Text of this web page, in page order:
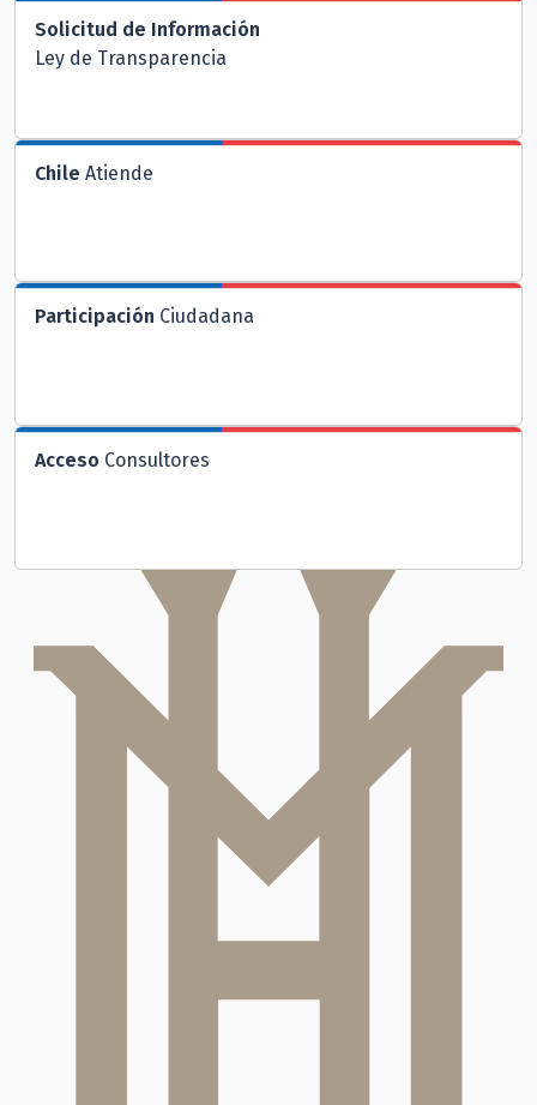
Solicitud de Información
Ley de Transparencia
Chile Atiende
Participación Ciudadana
Acceso Consultores